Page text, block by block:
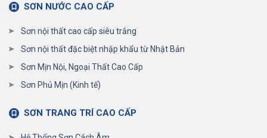
SƠN NƯỚC CAO CẤP
Sơn nội thất cao cấp siêu trắng
Sơn nội thất đặc biệt nhập khẩu từ Nhật Bản
Sơn Mịn Nội, Ngoại Thất Cao Cấp
Sơn Phủ Mịn (Kinh tế)
SƠN TRANG TRÍ CAO CẤP